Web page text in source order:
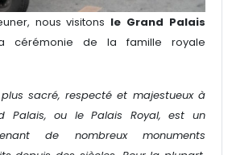
nous visitons le Grand Palais
cérémonie de la famille royale
sacré, respecté et majestueux à
Palais, ou le Palais Royal, est un
de nombreux monuments